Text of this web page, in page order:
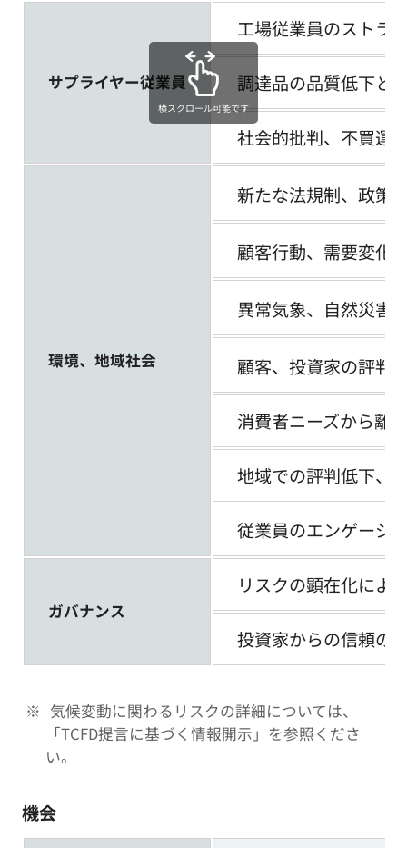
サプライヤー従業員
工場従業員のストラ
調達品の品質低下と
社会的批判、不買運
環境、地域社会
新たな法規制、政策
顧客行動、需要変化
異常気象、自然災害
顧客、投資家の評判
消費者ニーズから離
地域での評判低下、
従業員のエンゲージ
ガバナンス
リスクの顕在化によ
投資家からの信頼の
横スクロール可能です
気候変動に関わるリスクの詳細については、
「TCFD提言に基づく情報開示」を参照くださ
い。
機会